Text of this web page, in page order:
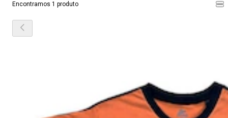
Encontramos 1 produto